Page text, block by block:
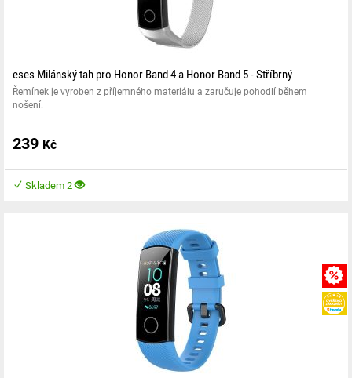
eses Milánský tah pro Honor Band 4 a Honor Band 5 - Stříbrný
Řemínek je vyroben z příjemného materiálu a zaručuje pohodlí během
nošení.
239 Kč
Skladem 2